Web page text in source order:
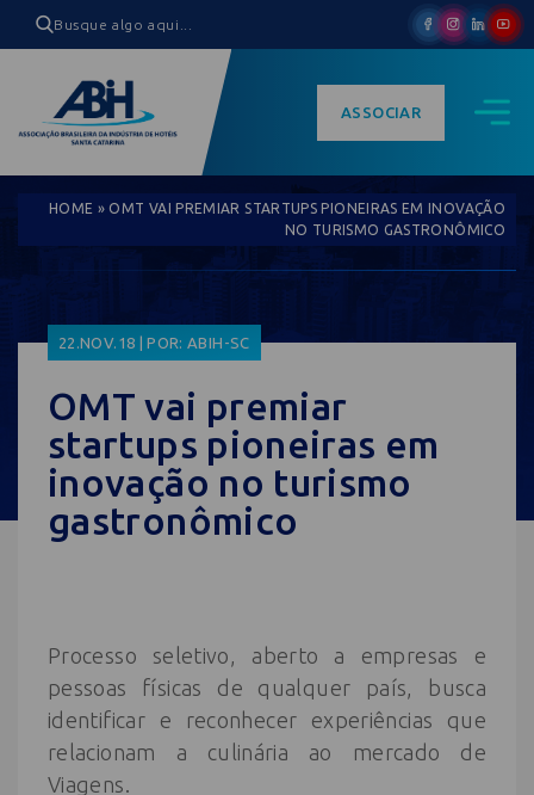
ASSOCIAR
HOME » OMT VAI PREMIAR STARTUPS PIONEIRAS EM INOVAÇÃO
NO TURISMO GASTRONÔMICO
22.NOV.18 | POR: ABIH-SC
OMT vai premiar
startups pioneiras em
inovação no turismo
gastronômico
Processo seletivo, aberto a empresas e
pessoas físicas de qualquer país, busca
identificar e reconhecer experiências que
relacionam a culinária ao mercado de
Viagens.